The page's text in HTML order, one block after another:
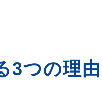
3つの理由